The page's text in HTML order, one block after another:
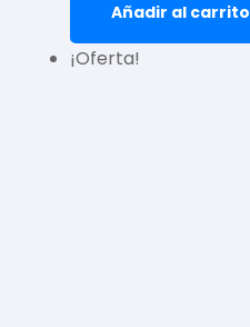
Añadir al carrito
¡Oferta!